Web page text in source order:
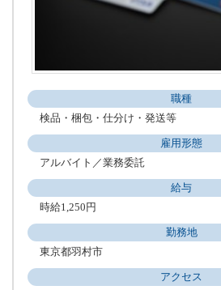
職種
検品・梱包・仕分け・発送等
雇用形態
アルバイト／業務委託
給与
時給1,250円
勤務地
東京都羽村市
アクセス